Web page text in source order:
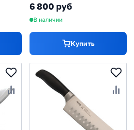
6 800 руб
В наличии
Купить